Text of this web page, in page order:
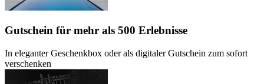
Gutschein für mehr als 500 Erlebnisse
In eleganter Geschenkbox oder als digitaler Gutschein zum sofort
verschenken